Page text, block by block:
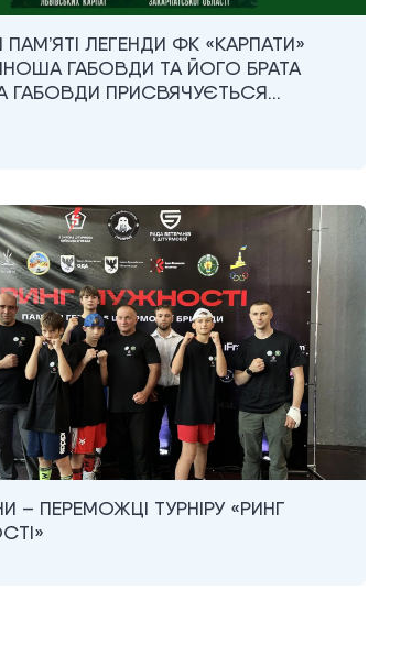
ПАМ’ЯТІ ЛЕГЕНДИ ФК «КАРПАТИ»
ГАБОВДИ ТА ЙОГО БРАТА
ГАБОВДИ ПРИСВЯЧУЄТЬСЯ…
– ПЕРЕМОЖЦІ ТУРНІРУ «РИНГ